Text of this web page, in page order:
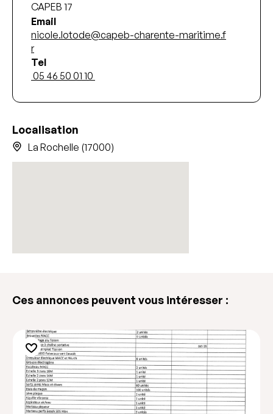
CAPEB 17
Email
nicole.lotode@capeb-charente-maritime.f
r
Tel
05 46 50 01 10
Localisation
La Rochelle (17000)
Ces annonces peuvent vous intéresser :